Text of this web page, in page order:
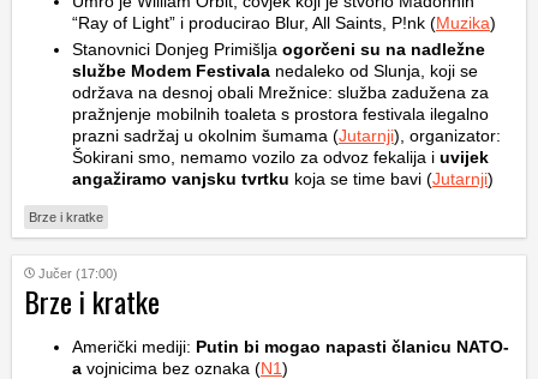
“Ray of Light” i producirao Blur, All Saints, P!nk (Muzika)
Stanovnici Donjeg Primišlja ogorčeni su na nadležne
službe Modem Festivala nedaleko od Slunja, koji se
održava na desnoj obali Mrežnice: služba zadužena za
pražnjenje mobilnih toaleta s prostora festivala ilegalno
prazni sadržaj u okolnim šumama (Jutarnji), organizator:
Šokirani smo, nemamo vozilo za odvoz fekalija i uvijek
angažiramo vanjsku tvrtku koja se time bavi (Jutarnji)
Brze i kratke
Jučer (17:00)
Brze i kratke
Američki mediji: Putin bi mogao napasti članicu NATO-
a vojnicima bez oznaka (N1)